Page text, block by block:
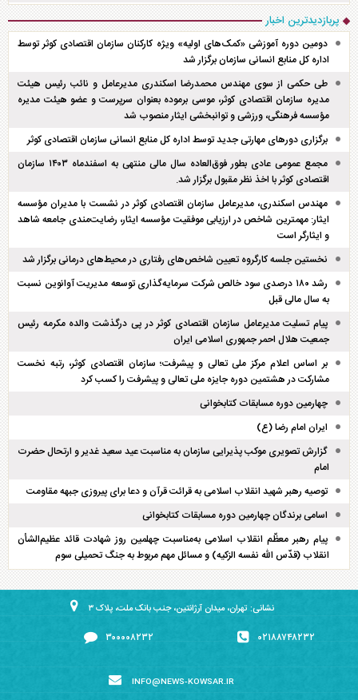
پربازدیدترین اخبار
دومین دوره آموزشی «کمک‌های اولیه» ویژه کارکنان سازمان اقتصادی کوثر توسط
اداره کل منابع انسانی سازمان برگزار شد
طی حکمی از سوی مهندس محمدرضا اسکندری مدیرعامل و نائب رئیس هیئت
مدیره سازمان اقتصادی کوثر، موسی برموده بعنوان سرپرست و عضو هیئت مدیره
مؤسسه فرهنگی، ورزشی و توانبخشی ایثار منصوب شد
برگزاری دور‌های مهارتی جدید توسط اداره کل منابع انسانی سازمان اقتصادی کوثر
مجمع عمومی عادی بطور فوق‌العاده سال مالی منتهی به اسفند‌ماه ۱۴۰۳ سازمان
اقتصادی کوثر با اخذ نظر مقبول برگزار شد.
مهندس اسکندری، مدیرعامل سازمان اقتصادی کوثر در نشست با مدیران مؤسسه
ایثار: مهمترین شاخص در ارزیابی موفقیت مؤسسه ایثار، رضایت‌مندی جامعه شاهد
و ایثارگر است
نخستین جلسه کارگروه تعیین شاخص‌های رفتاری در محیط‌های درمانی برگزار شد
رشد ۱۸۰ درصدی سود خالص شرکت سرمایه‌گذاری توسعه مدیریت آوانوین نسبت
به سال مالی قبل
پیام تسلیت مدیرعامل سازمان اقتصادی کوثر در پی درگذشت والده مکرمه رئیس
جمعیت هلال احمر جمهوری اسلامی ایران
بر اساس اعلام مرکز ملی تعالی و پیشرفت؛ سازمان اقتصادی کوثر، رتبه نخست
مشارکت در هشتمین دوره جایزه ملی تعالی و پیشرفت را کسب کرد
چهارمین دوره مسابقات کتابخوانی
ایران امام رضا (ع)
گزارش تصویری موکب پذیرایی سازمان به مناسبت عید سعید غدیر و ارتحال حضرت
امام
توصیه رهبر شهید انقلاب اسلامی به قرائت قرآن و دعا برای پیروزی جبهه مقاومت
اسامی برندگان چهارمین دوره مسابقات کتابخوانی
پیام رهبر معظّم انقلاب اسلامی به‌مناسبت چهلمین روز شهادت قائد عظیم‌الشأن
انقلاب (قدّس الله نفسه الزکیه) و مسائل مهم مربوط به جنگ تحمیلی سوم
نشانی: تهران، میدان آرژانتین، جنب بانک ملت، پلاک ۳
۰۲۱۸۸۷۴۸۲۳۲ ۳۰۰۰۰۸۲۳۲
INFO@NEWS-KOWSAR.IR